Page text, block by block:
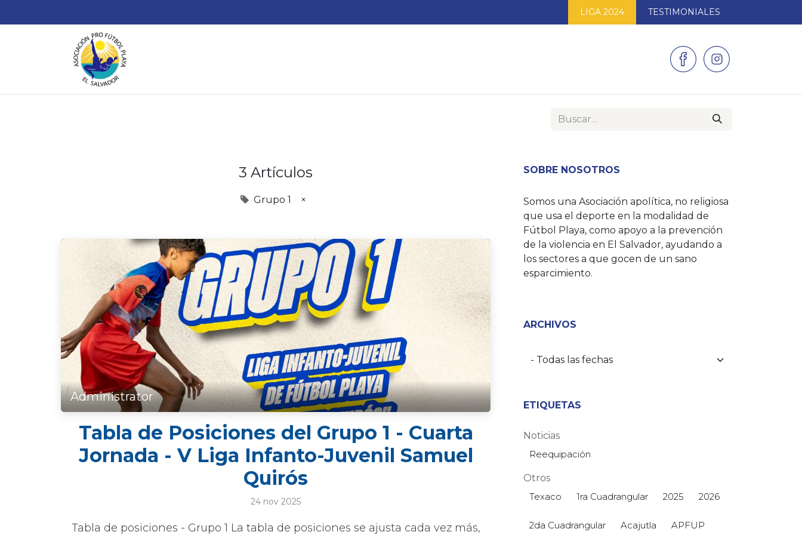
LIGA 2024 TESTIMONIALES
3 Artículos
Grupo 1 ×
Administrator
Tabla de Posiciones del Grupo 1 - Cuarta
Jornada - V Liga Infanto-Juvenil Samuel
Quirós
24 nov 2025
Tabla de posiciones - Grupo 1 La tabla de posiciones se ajusta cada vez más,
SOBRE NOSOTROS
Somos una Asociación apolítica, no religiosa
que usa el deporte en la modalidad de
Fútbol Playa, como apoyo a la prevención
de la violencia en El Salvador, ayudando a
los sectores a que gocen de un sano
esparcimiento.
ARCHIVOS
ETIQUETAS
Noticias
Reequipación
Otros
Texaco
1ra Cuadrangular 2025 2026
2da Cuadrangular Acajutla APFUP